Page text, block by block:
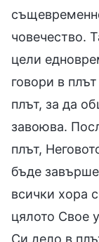
човечество.
цели
говори в
плът, за да
завоюва.
плът,
бъде
всички хора
цялото Свое
Си дело в